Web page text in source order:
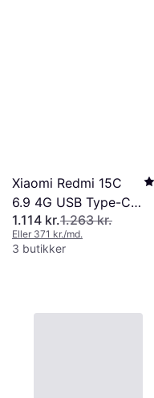
Xiaomi Redmi 15C
6.9 4G USB Type-C
4GB 256GB
1.114 kr.1.263 kr.
Eller 371 kr./md.
3 butikker